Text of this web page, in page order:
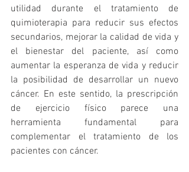
utilidad durante el tratamiento de
quimioterapia para reducir sus efectos
secundarios, mejorar la calidad de vida y
el bienestar del paciente, así como
aumentar la esperanza de vida y reducir
la posibilidad de desarrollar un nuevo
cáncer. En este sentido, la prescripción
de ejercicio físico parece una
herramienta fundamental para
complementar el tratamiento de los
pacientes con cáncer.